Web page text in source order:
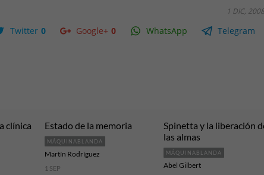
Twitter 0 Google+ 0 WhatsApp Telegram
1 DIC, 2008
clínica
Estado de la memoria
MÁQUINABLANDA
Martín Rodríguez
1 SEP
Spinetta y la liberación
las almas
MÁQUINABLANDA
Abel Gilbert